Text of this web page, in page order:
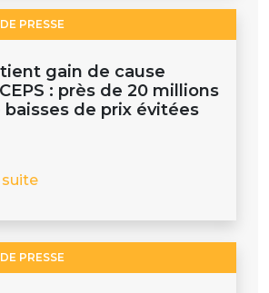
PRESSE
gain de cause
: près de 20 millions
baisses de prix évitées
suite
PRESSE